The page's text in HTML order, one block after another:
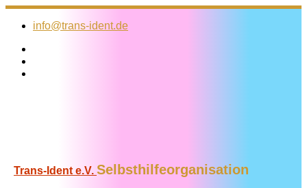
Zum
Inhalt
info@trans-ident.de
Trans-Ident e.V. Selbsthilfeorganisation